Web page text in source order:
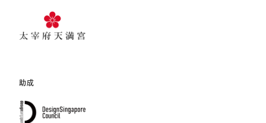
助成